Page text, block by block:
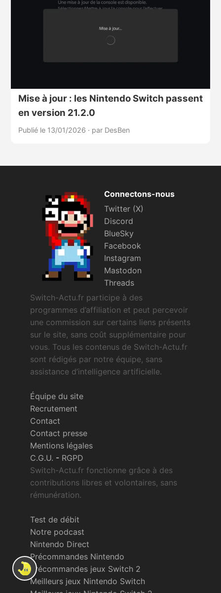
Mise à jour : les Nintendo Switch passent
en version 21.2.0
Publié le 13/01/2026 · par DesBen
Connectons-nous
Twitter (X)
Discord
BlueSky
Facebook
Instagram
Mastodon
Threads
Switch-Actu.fr participe à des
programmes d’affiliation et peut percevoir
une commission sur certains liens présents
sur le site, sans coût supplémentaire pour
vous. Tous les contenus de Switch-Actu.fr
sont rédigés par notre équipe, sans
assistance d’intelligence artificielle.
Équipe du site
Recrutement
Contact
Contact presse
Mentions légales
C.G.U. - RGPD
Switch-Actu.fr fonctionne grâce à des
contributions libres et volontaires, sans
rémunération.
Test de débit
Notre podcast
Nintendo Direct
Précommandes Nintendo
Précommandes jeux Switch 2
Meilleurs jeux Nintendo Switch